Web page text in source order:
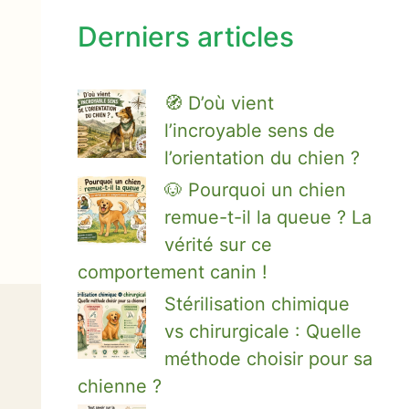
Derniers articles
🧭 D’où vient
l’incroyable sens de
l’orientation du chien ?
🐶 Pourquoi un chien
remue-t-il la queue ? La
vérité sur ce
comportement canin !
Stérilisation chimique
vs chirurgicale : Quelle
méthode choisir pour sa
chienne ?